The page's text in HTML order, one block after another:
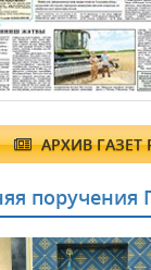
АРХИВ ГАЗЕТ
поручения